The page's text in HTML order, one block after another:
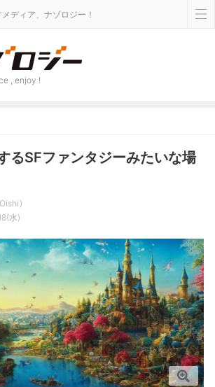
ディア、ナゾロジー！
, enjoy !
るSFファンタジーみたいな場
水)